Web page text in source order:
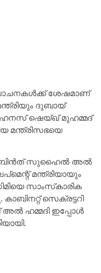
ശേഷമാണ്
ദുബായ്
ഷെയ്ഖ് മുഹമ്മദ്
മന്ത്രിസഭയെ
ബിൻത് സുഹൈൽ അൽ
മന്ത്രിയായും
സാംസ്‌കാരിക
സെക്രട്ടറി
ഹമ്മദി ഇപ്പോൾ